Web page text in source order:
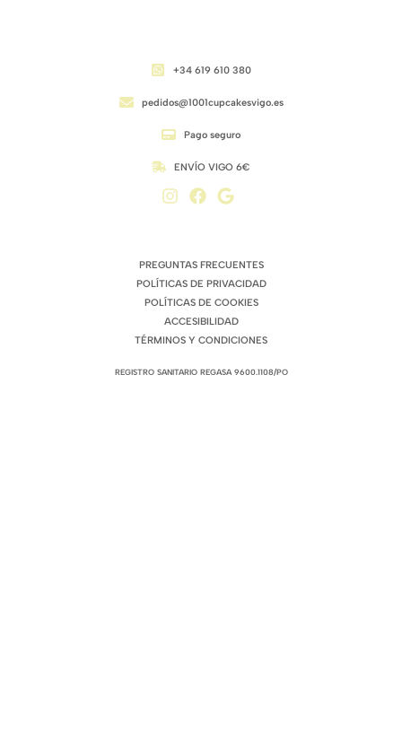
+34 619 610 380
pedidos@1001cupcakesvigo.es
Pago seguro
ENVÍO VIGO 6€
PREGUNTAS FRECUENTES
POLÍTICAS DE PRIVACIDAD
POLÍTICAS DE COOKIES
ACCESIBILIDAD
TÉRMINOS Y CONDICIONES
REGISTRO SANITARIO REGASA 9600.1108/PO